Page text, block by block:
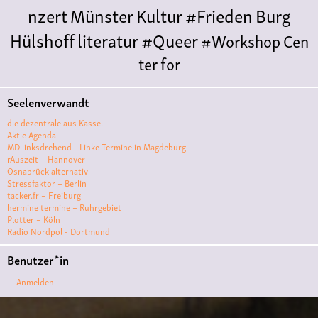
nzertMünsterKultur#FriedenBurg
Hülshoffliteratur#Queer#WorkshopCen
ter for
LiteraturePolyamoriePolytreff#liveKonzert
Polyamorietreff
MonogamieCNM
ismuskunstantisemitismus
VKqueer#Demo
ve
#film #kino #filmwerkstatt
#filmclub#Münster#BLACKBOXpunk#kino
#menschenrechte
#muenster
#filmwerkstatttmünster
Seelenverwandt
die dezentrale aus Kassel
Aktie Agenda
MD linksdrehend - Linke Termine in Magdeburg
rAuszeit – Hannover
Osnabrück alternativ
Stressfaktor – Berlin
tacker.fr – Freiburg
hermine termine – Ruhrgebiet
Plotter – Köln
Radio Nordpol - Dortmund
Benutzer*in
Anmelden